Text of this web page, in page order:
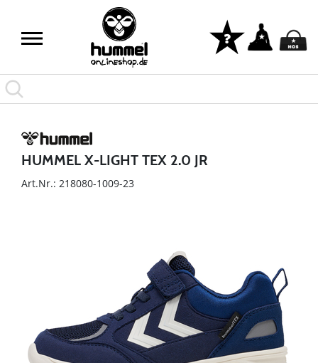
HUMMEL X-LIGHT TEX 2.0 JR
Art.Nr.: 218080-1009-23